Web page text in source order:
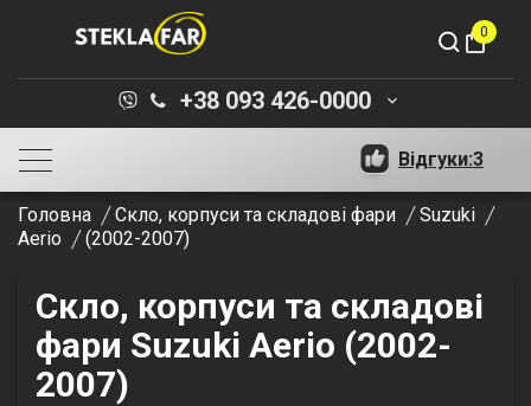
shopping_bag
0
+38 093 426-0000 keyboard_arrow_down
Відгуки:3
Головна Скло, корпуси та складові фари
Suzuki
Aerio
(2002-2007)
Скло, корпуси та складові
фари Suzuki Aerio (2002-
2007)